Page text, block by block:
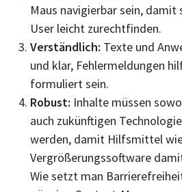
Maus navigierbar sein, damit
User leicht zurechtfinden.
Verständlich: Texte und
und klar, Fehlermeldungen
formuliert sein.
Robust: Inhalte müssen
auch zukünftigen
werden, damit Hilfsmittel
Vergrößerungssoftware
Wie setzt man